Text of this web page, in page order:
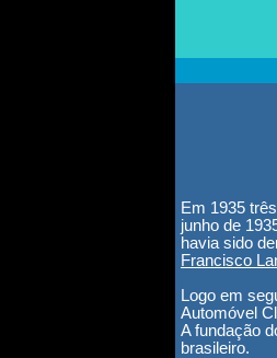
Em 1935
junho de
havia sido
Francisco
Logo em
Automóvel
A fundação
brasileiro.